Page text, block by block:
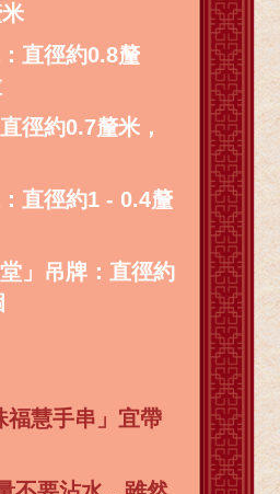
直徑約0.8釐
徑約0.7釐米，
直徑約1 - 0.4釐
」吊牌：直徑約
福慧手串」宜帶